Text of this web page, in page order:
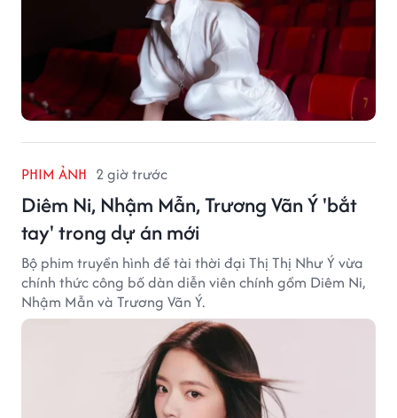
PHIM ẢNH 2 giờ trước
Diêm Ni, Nhậm Mẫn, Trương Vãn Ý 'bắt
tay' trong dự án mới
Bộ phim truyền hình đề tài thời đại Thị Thị Như Ý vừa
chính thức công bố dàn diễn viên chính gồm Diêm Ni,
Nhậm Mẫn và Trương Vãn Ý.